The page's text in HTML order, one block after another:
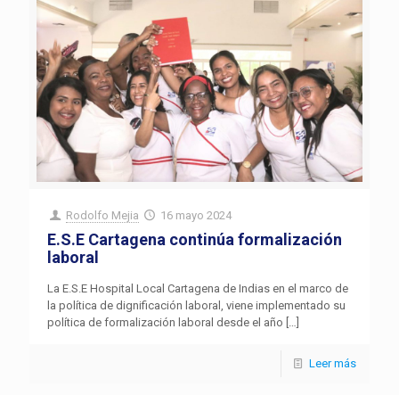
Rodolfo Mejia 16 mayo 2024
E.S.E Cartagena continúa formalización
laboral
La E.S.E Hospital Local Cartagena de Indias en el marco de
la política de dignificación laboral, viene implementado su
política de formalización laboral desde el año
Leer más